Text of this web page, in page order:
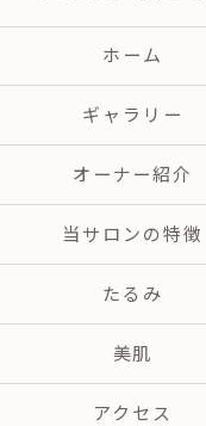
ホーム
ギャラリー
オーナー紹介
当サロンの特徴
たるみ
美肌
アクセス